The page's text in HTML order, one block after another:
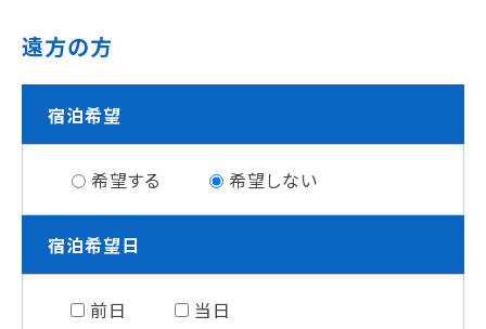
遠方の方
宿泊希望
希望する 希望しない
宿泊希望日
前日 当日